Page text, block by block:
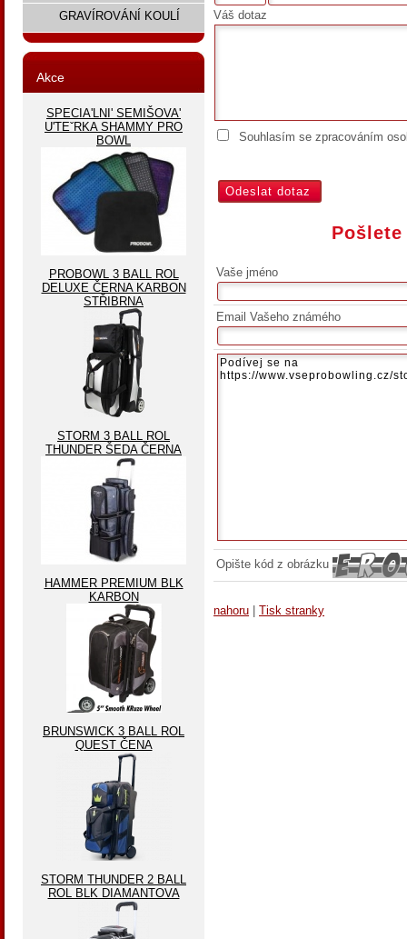
Váš dotaz
Souhlasím se zpracováním
Vaše jméno
Email Vašeho známého
Opište kód z obrázku
nahoru Tisk stranky
GRAVÍROVÁNÍ KOULÍ
Akce
SPECIA'LNI' SEMIŠOVA'
U'TEˇRKA SHAMMY PRO
BOWL
PROBOWL 3 BALL ROL
DELUXE ČERNA KARBON
STŘIBRNA
STORM 3 BALL ROL
THUNDER ŠEDA ČERNA
HAMMER PREMIUM BLK
KARBON
BRUNSWICK 3 BALL ROL
QUEST ČENA
STORM THUNDER 2 BALL
ROL BLK DIAMANTOVA